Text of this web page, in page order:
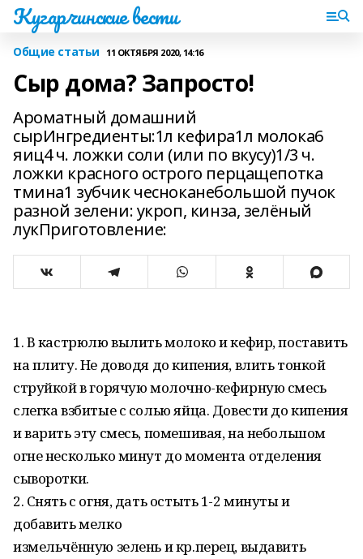
Кугарчинские вести
Общие статьи 11 ОКТЯБРЯ 2020, 14:16
Сыр дома? Запросто!
Ароматный домашний
сырИнгредиенты:1л кефира1л молока6
яиц4 ч. ложки соли (или по вкусу)1/3 ч.
ложки красного острого перцащепотка
тмина1 зубчик чесноканебольшой пучок
разной зелени: укроп, кинза, зелёный
лукПриготовление:
1. В кастрюлю вылить молоко и кефир, поставить
на плиту. Не доводя до кипения, влить тонкой
струйкой в горячую молочно-кефирную смесь
слегка взбитые с солью яйца. Довести до кипения
и варить эту смесь, помешивая, на небольшом
огне несколько минут до момента отделения
сыворотки.
2. Снять с огня, дать остыть 1-2 минуты и
добавить мелко
измельчённую зелень и кр.перец, выдавить